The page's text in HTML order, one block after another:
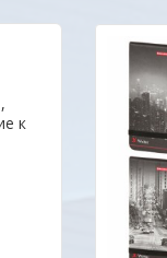
к
Уважаемые
очень
наш новый сайт
Вас. Будем
пожеланиям и
ОДО